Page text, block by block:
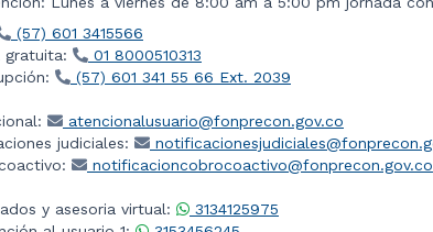
(57) 601 3415566
gratuita:
01 8000510313
(57) 601 341 55 66 Ext. 2039
atencionalusuario@fonprecon.gov.co
judiciales:
notificacioncobrocoactivo@fonprecon.gov.co
y asesoria virtual:
3134125975